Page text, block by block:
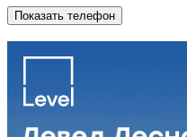
Показать телефон